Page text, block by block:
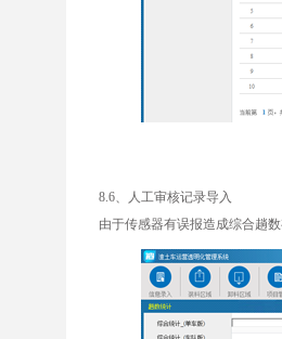
8.6、人工审核记录导入
由于传感器有误报造成综合趟